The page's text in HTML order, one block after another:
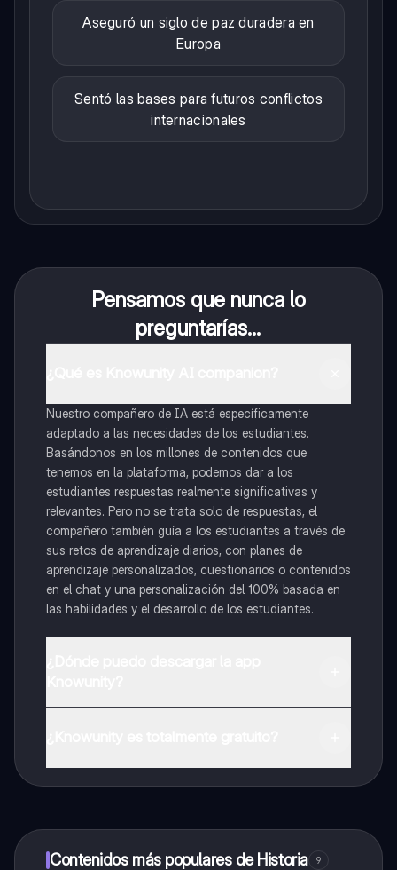
Aseguró un siglo de paz duradera en
Europa
Sentó las bases para futuros conflictos
internacionales
Pensamos que nunca lo
preguntarías...
Nuestro compañero de IA está específicamente
adaptado a las necesidades de los estudiantes.
Basándonos en los millones de contenidos que
tenemos en la plataforma, podemos dar a los
estudiantes respuestas realmente significativas y
relevantes. Pero no se trata solo de respuestas, el
compañero también guía a los estudiantes a través de
sus retos de aprendizaje diarios, con planes de
aprendizaje personalizados, cuestionarios o contenidos
en el chat y una personalización del 100% basada en
las habilidades y el desarrollo de los estudiantes.
a determinadas funciones.
Contenidos más populares de Historia 9